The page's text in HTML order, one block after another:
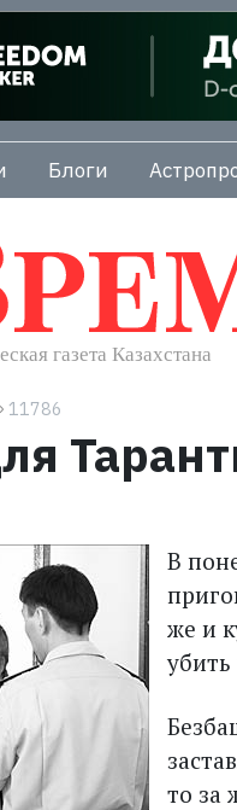
Блоги
11786
В
же и
убить
то за